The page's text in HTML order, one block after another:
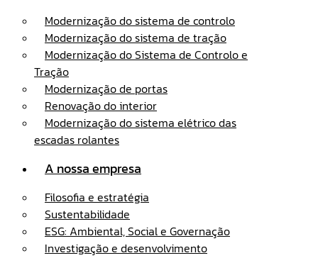
Modernização do sistema de controlo
Modernização do sistema de tração
Modernização do Sistema de Controlo e
Tração
Modernização de portas
Renovação do interior
Modernização do sistema elétrico das
escadas rolantes
A nossa empresa
Filosofia e estratégia
Sustentabilidade
ESG: Ambiental, Social e Governação
Investigação e desenvolvimento